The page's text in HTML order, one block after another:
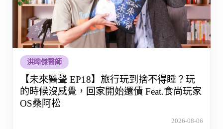
洪暐傑醫師
【未來醫聲 EP18】旅行玩到捨不得睡？玩
的時候沒感覺，回家開始還債 Feat.食尚玩家
OS桑阿松
2026-08-06